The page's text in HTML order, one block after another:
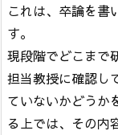
これは、卒論を書
す。
現段階でどこまで
担当教授に確認し
ていないかどうか
る上では、その内